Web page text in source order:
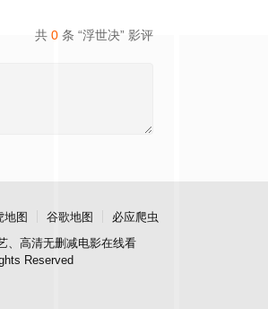
共 0 条 “浮世决” 影评
地图 谷歌地图
必应爬虫
、高清无删减电影在线看
Reserved